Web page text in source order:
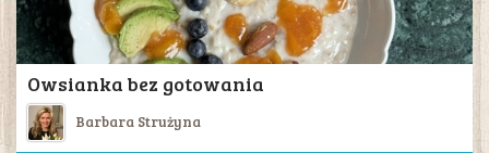
Owsianka bez gotowania
Barbara Strużyna